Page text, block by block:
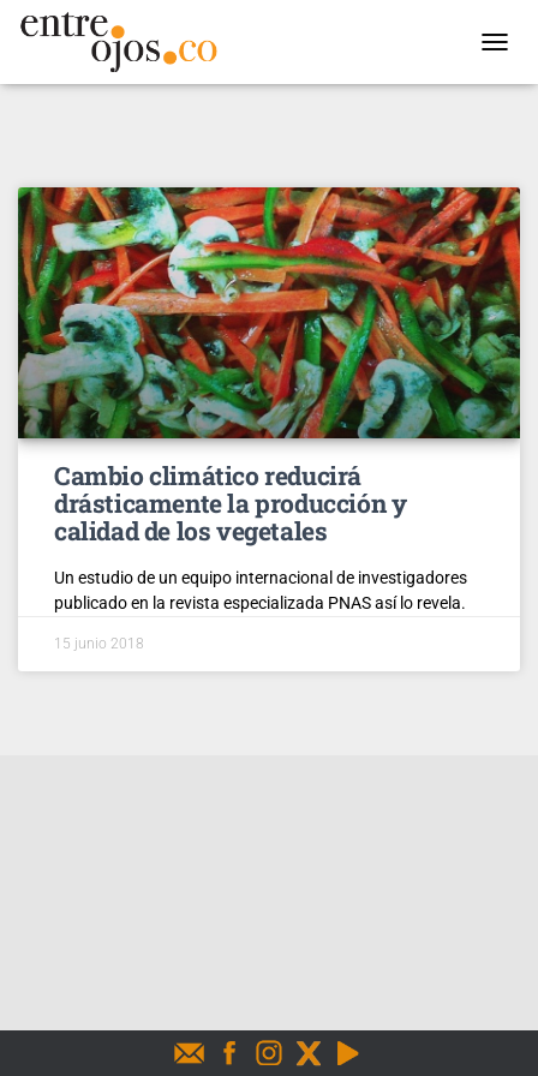
Cambio climático reducirá
drásticamente la producción y
calidad de los vegetales
Un estudio de un equipo internacional de investigadores
publicado en la revista especializada PNAS así lo revela.
15 junio 2018